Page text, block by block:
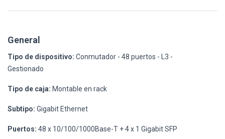
General
Tipo de dispositivo: Conmutador - 48 puertos - L3 -
Gestionado
Tipo de caja: Montable en rack
Subtipo: Gigabit Ethernet
Puertos: 48 x 10/100/1000Base-T + 4 x 1 Gigabit SFP